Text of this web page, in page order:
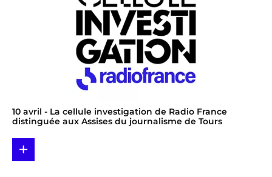
10 avril - La cellule investigation de Radio France
distinguée aux Assises du journalisme de Tours
+